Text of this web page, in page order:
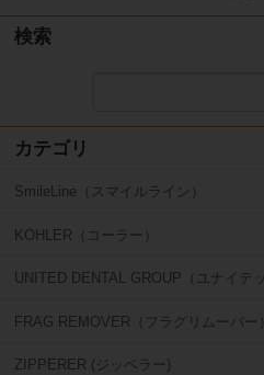
検索
カテゴリ
SmileLine（スマイルライン）
KOHLER（コーラー）
UNITED DENTAL GROUP（ユナイテ
FRAG REMOVER（フラグリムーバー）
ZIPPERER (ジッペラー)